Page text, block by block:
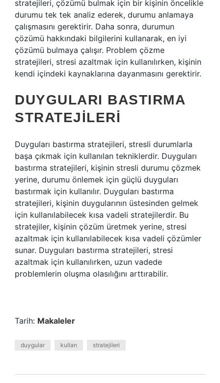
stratejileri, çözümü bulmak için bir kişinin öncelikle
durumu tek tek analiz ederek, durumu anlamaya
çalışmasını gerektirir. Daha sonra, durumun
çözümü hakkındaki bilgilerini kullanarak, en iyi
çözümü bulmaya çalışır. Problem çözme
stratejileri, stresi azaltmak için kullanılırken, kişinin
kendi içindeki kaynaklarına dayanmasını gerektirir.
DUYGULARI BASTIRMA
STRATEJILERI
Duyguları bastırma stratejileri, stresli durumlarla
başa çıkmak için kullanılan tekniklerdir. Duyguları
bastırma stratejileri, kişinin stresli durumu çözmek
yerine, durumu önlemek için güçlü duyguları
bastırmak için kullanılır. Duyguları bastırma
stratejileri, kişinin duygularının üstesinden gelmek
için kullanılabilecek kısa vadeli stratejilerdir. Bu
stratejiler, kişinin çözüm üretmek yerine, stresi
azaltmak için kullanılabilecek kısa vadeli çözümler
sunar. Duyguları bastırma stratejileri, stresi
azaltmak için kullanılırken, uzun vadede
problemlerin oluşma olasılığını arttırabilir.
Tarih: Makaleler
duygular kullan stratejileri